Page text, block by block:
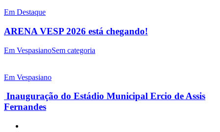
Em Destaque
ARENA VESP 2026 está chegando!
Em VespasianoSem categoria
Em Vespasiano
Inauguração do Estádio Municipal Ercio de Assis
Fernandes